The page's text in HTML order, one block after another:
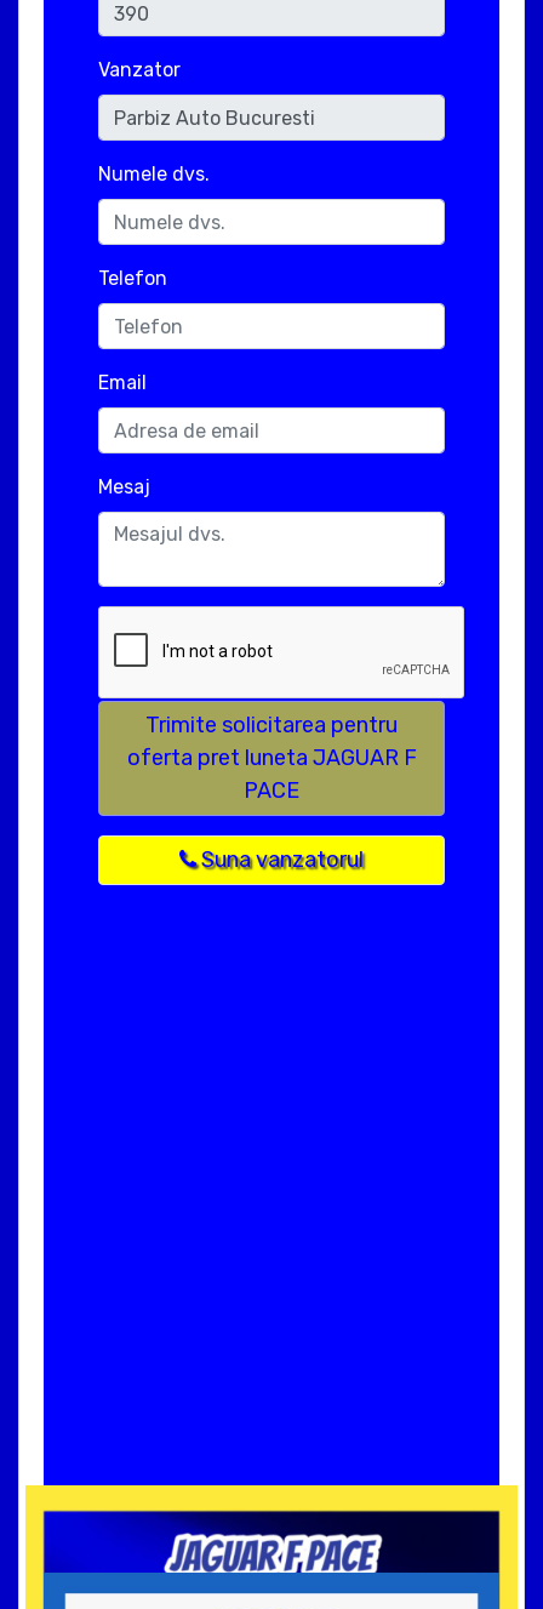
Vanzator
Numele dvs.
Telefon
Email
Mesaj
Trimite solicitarea pentru
oferta pret luneta JAGUAR F
PACE
Suna vanzatorul